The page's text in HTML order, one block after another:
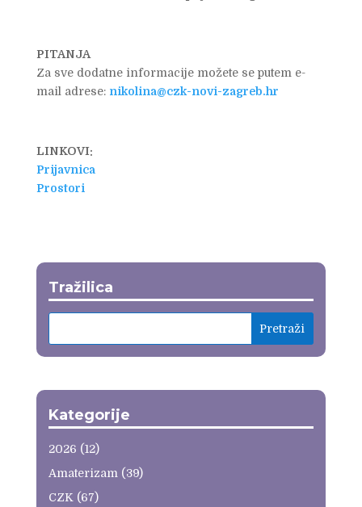
PITANJA
Za sve dodatne informacije možete se putem e-
mail adrese: nikolina@czk-novi-zagreb.hr
LINKOVI:
Prijavnica
Prostori
Tražilica
Kategorije
2026 (12)
Amaterizam (39)
CZK (67)